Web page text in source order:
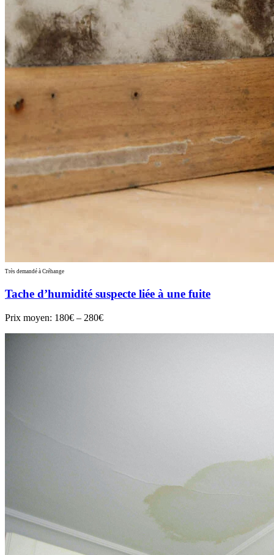
Très demandé à Créhange
Tache d’humidité suspecte liée à une fuite
Prix moyen: 180€ – 280€